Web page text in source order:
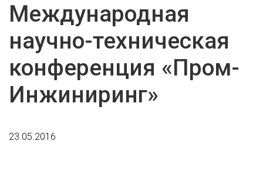
Международная
научно-техническая
конференция «Пром-
Инжиниринг»
23.05.2016